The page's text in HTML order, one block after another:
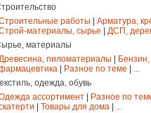
работы
Арматура,
материалы, сырье
ДСП,
материалы
пиломатериалы
Разное по теме
...
одежда, обувь
ассортимент
Разное по
Товары для дома ...